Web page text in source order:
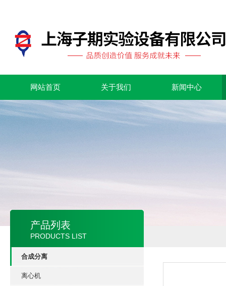
网站首页 关于我们 新闻中心
产品列表
PRODUCTS LIST
合成分离
离心机